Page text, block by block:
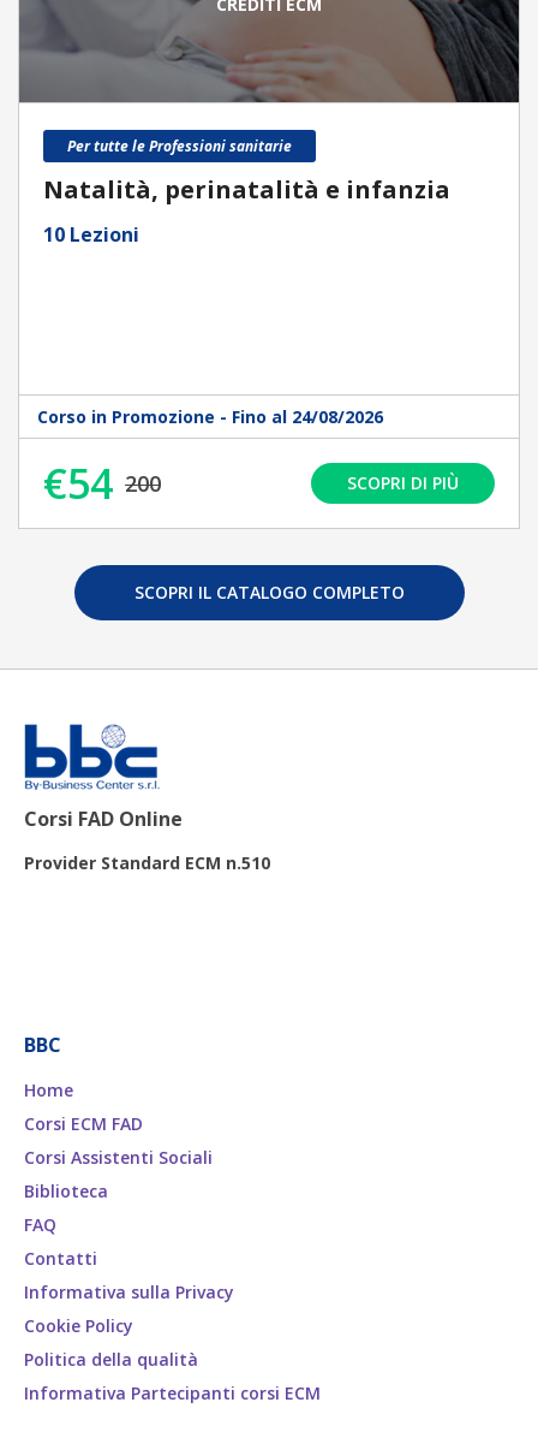
Per tutte le Professioni sanitarie
Natalità, perinatalità e infanzia
10 Lezioni
Corso in Promozione - Fino al 24/08/2026
€54 200 SCOPRI DI PIÙ
SCOPRI IL CATALOGO COMPLETO
Corsi FAD Online
Provider Standard ECM n.510
BBC
Home
Corsi ECM FAD
Corsi Assistenti Sociali
Biblioteca
FAQ
Contatti
Informativa sulla Privacy
Cookie Policy
Politica della qualità
Informativa Partecipanti corsi ECM